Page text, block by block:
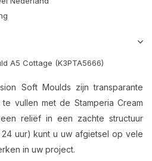
A5 Cottage (K3PTA5666)
Soft Moulds zijn transparante
vullen met de Stamperia Cream
reliëf in een zachte structuur
uur) kunt u uw afgietsel op vele
in uw project.